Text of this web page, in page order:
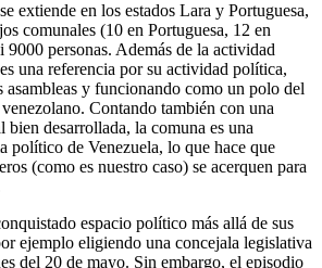
extiende en los estados Lara y Portuguesa,
comunales (10 en Portuguesa, 12 en
personas. Además de la actividad
una referencia por su actividad política,
asambleas y funcionando como un polo del
Contando también con una
desarrollada, la comuna es una
político de Venezuela, lo que hace que
(como es nuestro caso) se acerquen para
espacio político más allá de sus
ejemplo eligiendo una concejala legislativa
del 20 de mayo. Sin embargo, el episodio